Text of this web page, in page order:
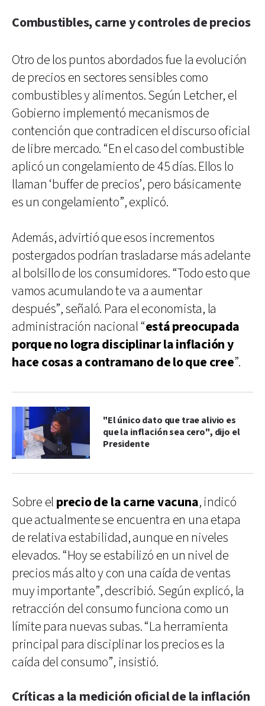
Combustibles, carne y controles de precios
Otro de los puntos abordados fue la evolución
de precios en sectores sensibles como
combustibles y alimentos. Según Letcher, el
Gobierno implementó mecanismos de
contención que contradicen el discurso oficial
de libre mercado. “En el caso del combustible
aplicó un congelamiento de 45 días. Ellos lo
llaman ‘buffer de precios’, pero básicamente
es un congelamiento”, explicó.
Además, advirtió que esos incrementos
postergados podrían trasladarse más adelante
al bolsillo de los consumidores. “Todo esto que
vamos acumulando te va a aumentar
después”, señaló. Para el economista, la
administración nacional “está preocupada
porque no logra disciplinar la inflación y
hace cosas a contramano de lo que cree”.
"El único dato que trae alivio es
que la inflación sea cero", dijo el
Presidente
Sobre el precio de la carne vacuna, indicó
que actualmente se encuentra en una etapa
de relativa estabilidad, aunque en niveles
elevados. “Hoy se estabilizó en un nivel de
precios más alto y con una caída de ventas
muy importante”, describió. Según explicó, la
retracción del consumo funciona como un
límite para nuevas subas. “La herramienta
principal para disciplinar los precios es la
caída del consumo”, insistió.
Críticas a la medición oficial de la inflación